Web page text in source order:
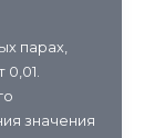
парах,
значения